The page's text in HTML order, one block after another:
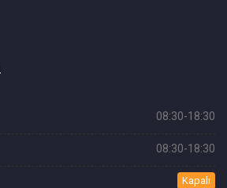
08:30-18:30
08:30-18:30
Kapalı